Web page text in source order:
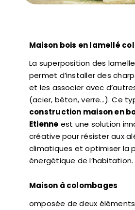
Maison bois en lamellé
La superposition des
permet d’installer des
et les associer avec
(acier, béton, verre…). Ce
construction maison en
Etienne est une solution
créative pour résister aux
climatiques et optimiser la
énergétique de l’habitation.
Maison à colombages
omposée de deux